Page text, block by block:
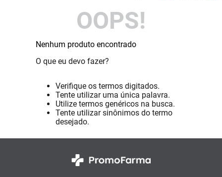
OOPS!
Nenhum produto encontrado
O que eu devo fazer?
Verifique os termos digitados.
Tente utilizar uma única palavra.
Utilize termos genéricos na busca.
Tente utilizar sinônimos do termo
desejado.
Lenço Umedecido
Fralda G
Shampoo
Absorvente
Vitamina D
Lavitan